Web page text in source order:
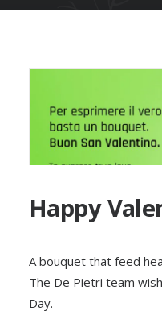
Happy
A bouquet that feed
The De Pietri team
Day.